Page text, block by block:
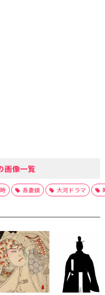
画像一覧
吾妻鏡 大河ドラマ